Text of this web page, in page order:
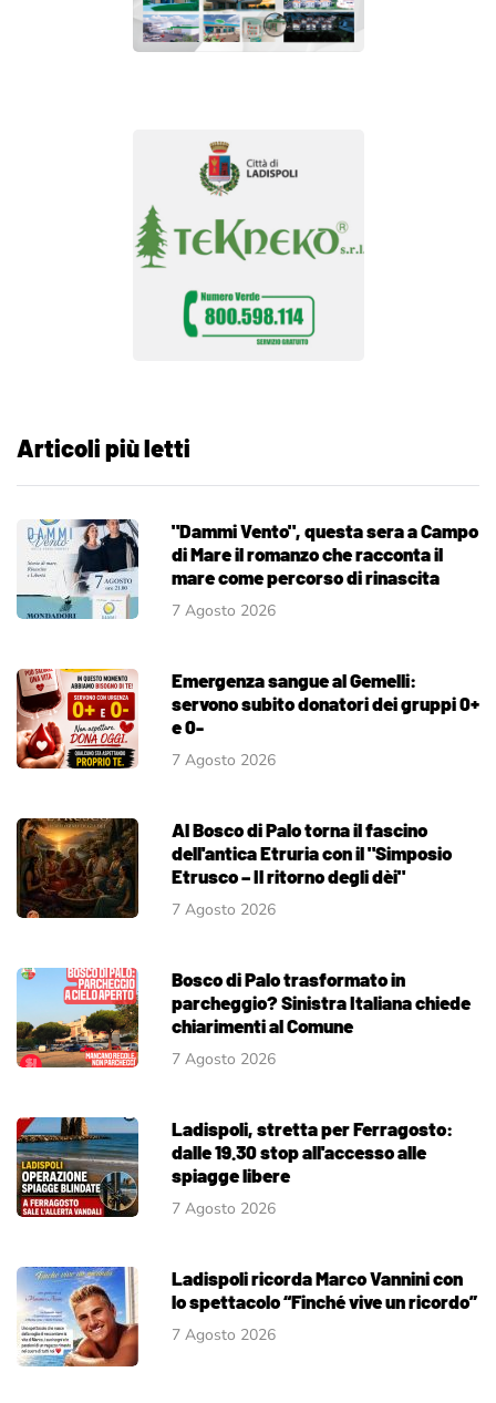
Articoli più letti
"Dammi Vento", questa sera a Campo
di Mare il romanzo che racconta il
mare come percorso di rinascita
7 Agosto 2026
Emergenza sangue al Gemelli:
servono subito donatori dei gruppi 0+
e 0-
7 Agosto 2026
Al Bosco di Palo torna il fascino
dell'antica Etruria con il "Simposio
Etrusco – Il ritorno degli dèi"
7 Agosto 2026
Bosco di Palo trasformato in
parcheggio? Sinistra Italiana chiede
chiarimenti al Comune
7 Agosto 2026
Ladispoli, stretta per Ferragosto:
dalle 19.30 stop all'accesso alle
spiagge libere
7 Agosto 2026
Ladispoli ricorda Marco Vannini con
lo spettacolo “Finché vive un ricordo”
7 Agosto 2026